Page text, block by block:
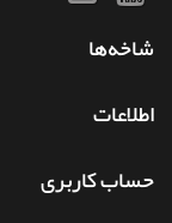
شاخه‌ها
اطلاعات
حساب کاربری